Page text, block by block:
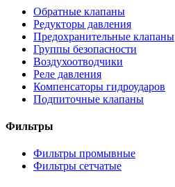
Обратные клапаны
Редукторы давления
Предохранительные клапаны
Группы безопасности
Воздухоотводчики
Реле давления
Компенсаторы гидроударов
Подпиточные клапаны
Фильтры
Фильтры промывные
Фильтры сетчатые